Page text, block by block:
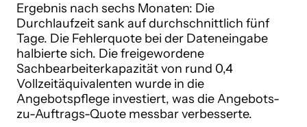
Ergebnis nach sechs Monaten: Die
Durchlaufzeit sank auf durchschnittlich fünf
Tage. Die Fehlerquote bei der Dateneingabe
halbierte sich. Die freigewordene
Sachbearbeiterkapazität von rund 0,4
Vollzeitäquivalenten wurde in die
Angebotspflege investiert, was die Angebots-
zu-Auftrags-Quote messbar verbesserte.